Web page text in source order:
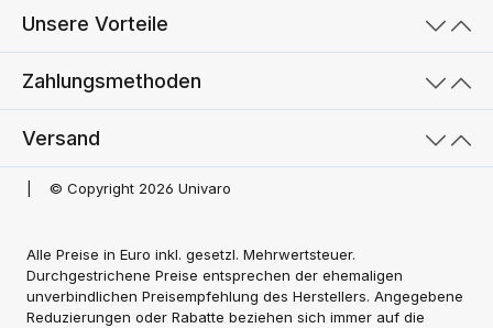
Unsere Vorteile
Zahlungsmethoden
Versand
© Copyright 2026 Univaro
Alle Preise in Euro inkl. gesetzl. Mehrwertsteuer.
Durchgestrichene Preise entsprechen der ehemaligen
unverbindlichen Preisempfehlung des Herstellers. Angegebene
Reduzierungen oder Rabatte beziehen sich immer auf die